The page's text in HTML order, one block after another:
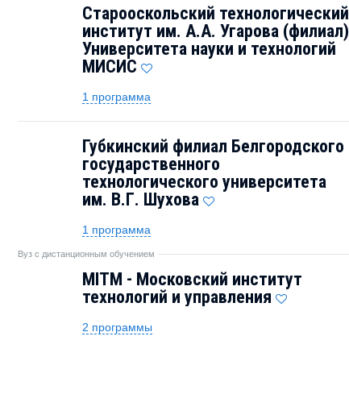
Старооскольский технологический
институт им. А.А. Угарова (филиал)
Университета науки и технологий
МИСИС
1 программа
Губкинский филиал Белгородского
государственного
технологического университета
им. В.Г. Шухова
1 программа
Вуз с дистанционным обучением
MITM - Московский институт
технологий и управления
2 программы